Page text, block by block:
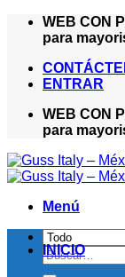
SaltarWEB CON
para
ENTRAR
WEB CON
para
Menú
Buscar
por:
INICIO